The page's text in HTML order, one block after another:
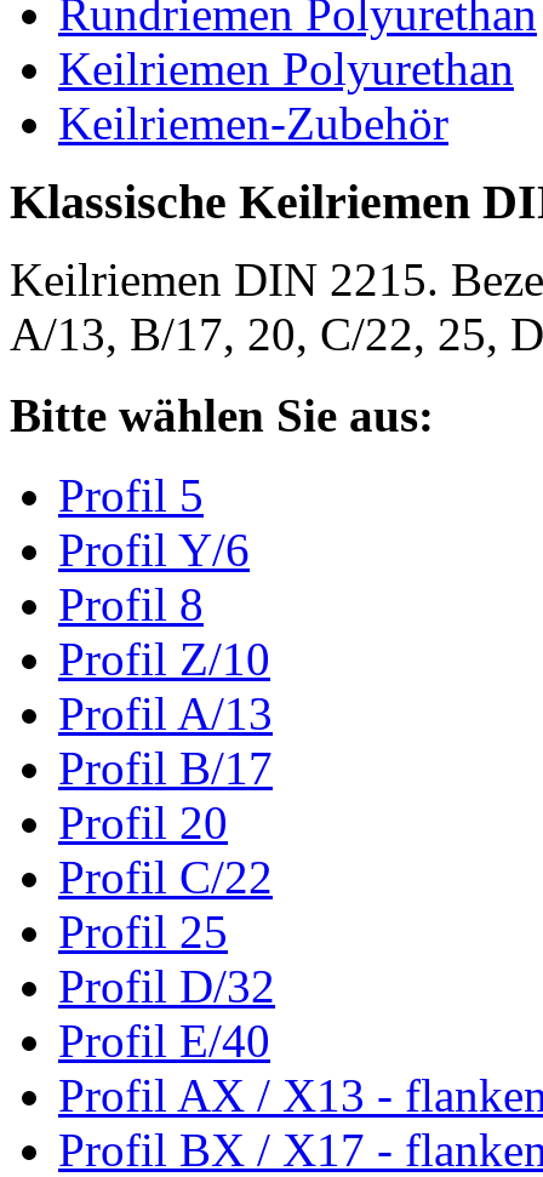
Rundriemen Polyurethan
Keilriemen Polyurethan
Keilriemen-Zubehör
Klassische Keilriemen
Keilriemen DIN 2215.
A/13, B/17, 20, C/22, 25,
Bitte wählen Sie aus:
Profil 5
Profil Y/6
Profil 8
Profil Z/10
Profil A/13
Profil B/17
Profil 20
Profil C/22
Profil 25
Profil D/32
Profil E/40
Profil AX / X13 -
Profil BX / X17 -